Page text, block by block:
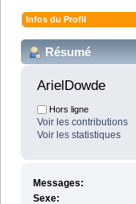
Infos du Profil
Résumé
ArielDowde
Hors ligne
Voir les contributions
Voir les statistiques
Messages:
Sexe: